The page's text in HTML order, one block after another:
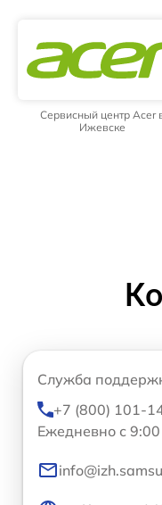
Сервисный центр Acer
Ижевске
Служба
+7 (800) 101-
Ежедневно с